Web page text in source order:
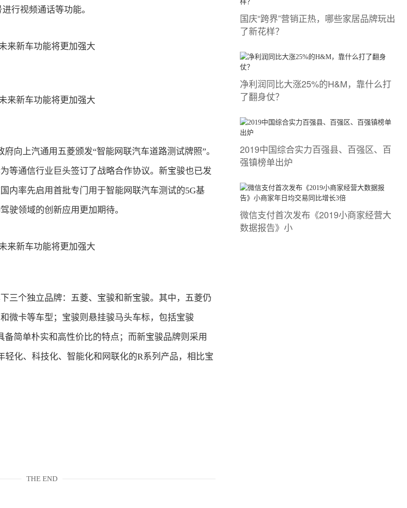
行视频通话等功能。
向上汽通用五菱颁发“智能网联汽车道路测试牌照”。
等通信行业巨头签订了战略合作协议。新宝骏也已发
内率先启用首批专门用于智能网联汽车测试的5G基
驶领域的创新应用更加期待。
三个独立品牌：五菱、宝骏和新宝骏。其中，五菱仍
微卡等车型；宝骏则悬挂骏马头车标，包括宝骏
备简单朴实和高性价比的特点；而新宝骏品牌则采用
轻化、科技化、智能化和网联化的R系列产品，相比宝
THE END
国庆“跨界”营销正热，哪些家居品牌玩出
了新花样？
净利润同比大涨25%的H&M，靠什么打
了翻身仗？
2019中国综合实力百强县、百强区、百
强镇榜单出炉
微信支付首次发布《2019小商家经营大
数据报告》小